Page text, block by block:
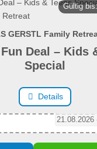
Gültig
GERSTL Family
Deal – Kids
Special
Details
21.08.2026